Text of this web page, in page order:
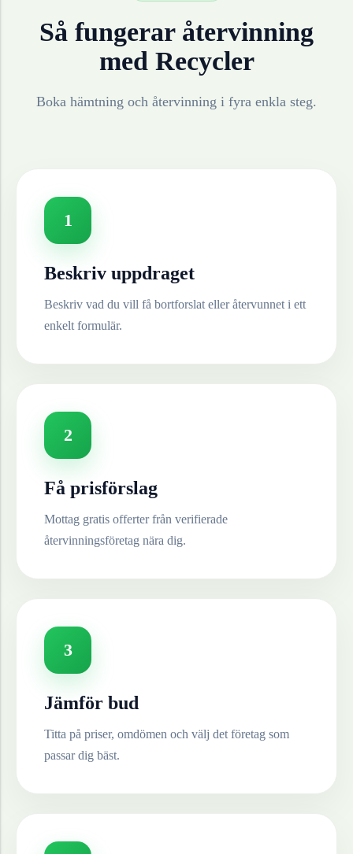
Så fungerar återvinning
med Recycler
Boka hämtning och återvinning i fyra enkla steg.
1
Beskriv uppdraget
Beskriv vad du vill få bortforslat eller återvunnet i ett
enkelt formulär.
2
Få prisförslag
Mottag gratis offerter från verifierade
återvinningsföretag nära dig.
3
Jämför bud
Titta på priser, omdömen och välj det företag som
passar dig bäst.